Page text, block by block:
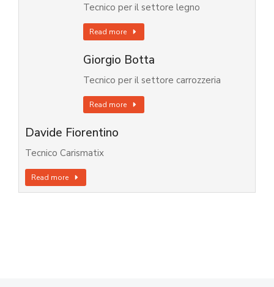
Tecnico per il settore legno
Read more
Giorgio Botta
Tecnico per il settore carrozzeria
Read more
Davide Fiorentino
Tecnico Carismatix
Read more